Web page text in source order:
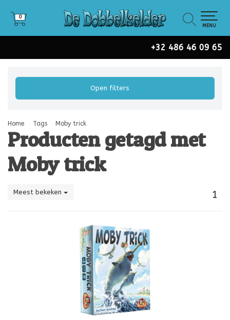
+32 486 46 09 65
0
0
MENU
Open filters
Home Tags Moby trick
Producten getagd met
Moby trick
Meest bekeken 1